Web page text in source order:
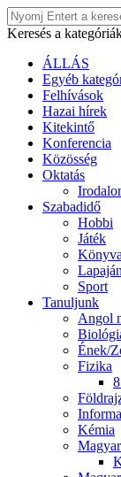
Keresés a
ÁLLÁS
Egyéb
Felhívások
Hazai hírek
Kitekintő
Konferencia
Közösség
Oktatás
Szabadidő
Hobbi
Játék
Sport
Tanuljunk
Angol
Ének/
Fizika
Kémia